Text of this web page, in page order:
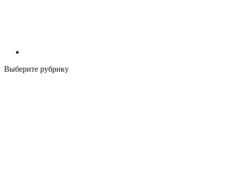
Выберите рубрику